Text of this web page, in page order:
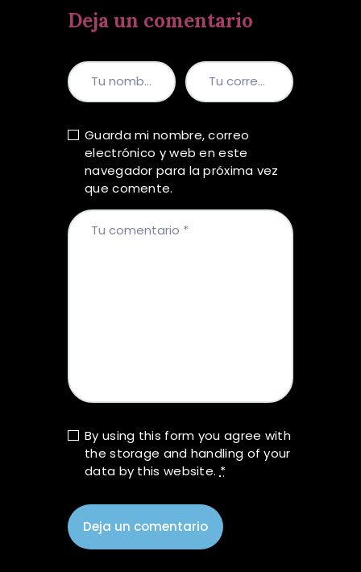
Deja un comentario
Guarda mi nombre, correo
electrónico y web en este
navegador para la próxima vez
que comente.
By using this form you agree with
the storage and handling of your
data by this website. *